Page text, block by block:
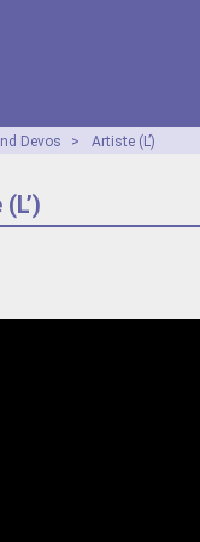
Devos > Artiste (L’)